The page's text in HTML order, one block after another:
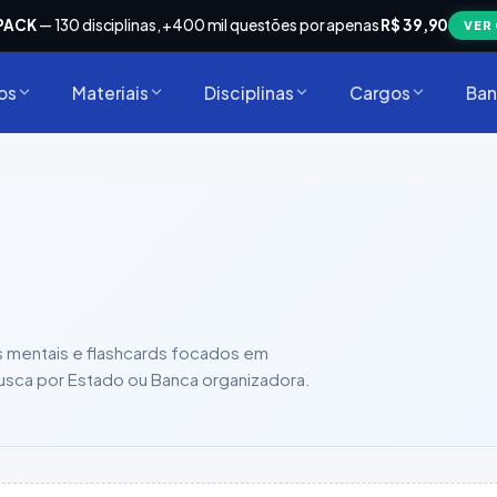
— 130 disciplinas, +400 mil questões por apenasR$ 39,90 VER
Materiais Disciplinas Cargos
e flashcards focados em
por Estado ou Banca organizadora.